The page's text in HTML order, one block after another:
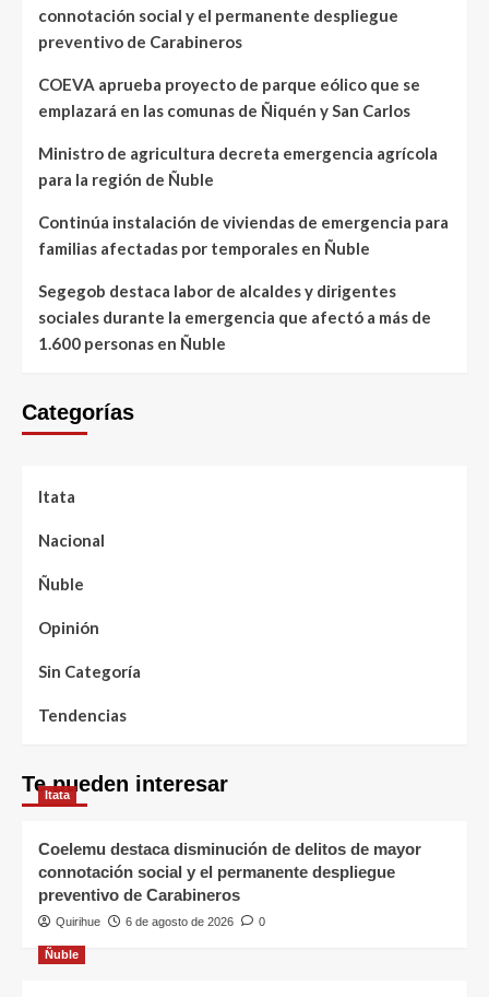
connotación social y el permanente despliegue
preventivo de Carabineros
COEVA aprueba proyecto de parque eólico que se
emplazará en las comunas de Ñiquén y San Carlos
Ministro de agricultura decreta emergencia agrícola
para la región de Ñuble
Continúa instalación de viviendas de emergencia para
familias afectadas por temporales en Ñuble
Segegob destaca labor de alcaldes y dirigentes
sociales durante la emergencia que afectó a más de
1.600 personas en Ñuble
Categorías
Itata
Nacional
Ñuble
Opinión
Sin Categoría
Tendencias
Te pueden interesar
Itata
Coelemu destaca disminución de delitos de mayor
connotación social y el permanente despliegue
preventivo de Carabineros
Quirihue 6 de agosto de 2026 0
Ñuble